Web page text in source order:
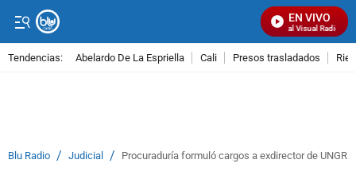
EN VIVO
Señal Visual Radio
Tendencias: Abelardo De La Espriella Cali Presos trasladados
Blu Radio / Judicial / Procuraduría formuló cargos a exdirector de